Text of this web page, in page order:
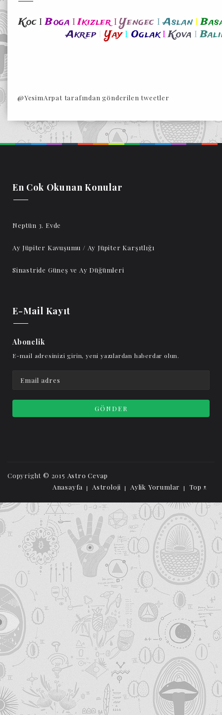
Koc I Boga I Ikizler I Yengec I Aslan I
Akrep
Yay I Oglak I Kova I
@YesimArpat tarafından gönderilen tweetler
En Cok Okunan Konular
Neptün 3. Evde
Ay Jüpiter Kavuşumu / Ay Jüpiter Karşıtlığı
Sinastride Güneş ve Ay Düğümleri
E-Mail Kayıt
Abonelik
E-mail adresinizi girin, yeni yazılardan haberdar olun.
Copyright © 2015 Astro Cevap
Anasayfa
Astroloji Aylik Yorumlar Top ↑